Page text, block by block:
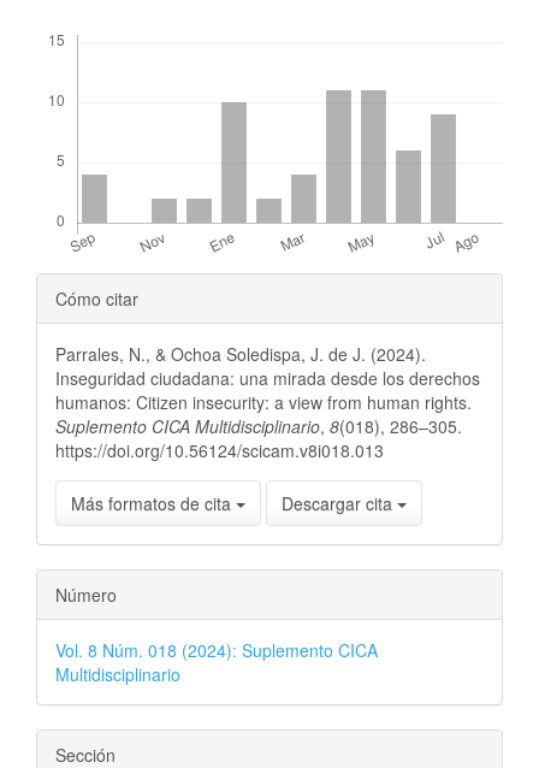
Detalles
del
artículo
Cómo citar
Parrales, N., & Ochoa Soledispa, J. de J. (2024).
Inseguridad ciudadana: una mirada desde los derechos
humanos: Citizen insecurity: a view from human rights.
Suplemento CICA Multidisciplinario, 8(018), 286–305.
https://doi.org/10.56124/scicam.v8i018.013
Más formatos de cita Descargar cita
Número
Vol. 8 Núm. 018 (2024): Suplemento CICA
Multidisciplinario
Sección